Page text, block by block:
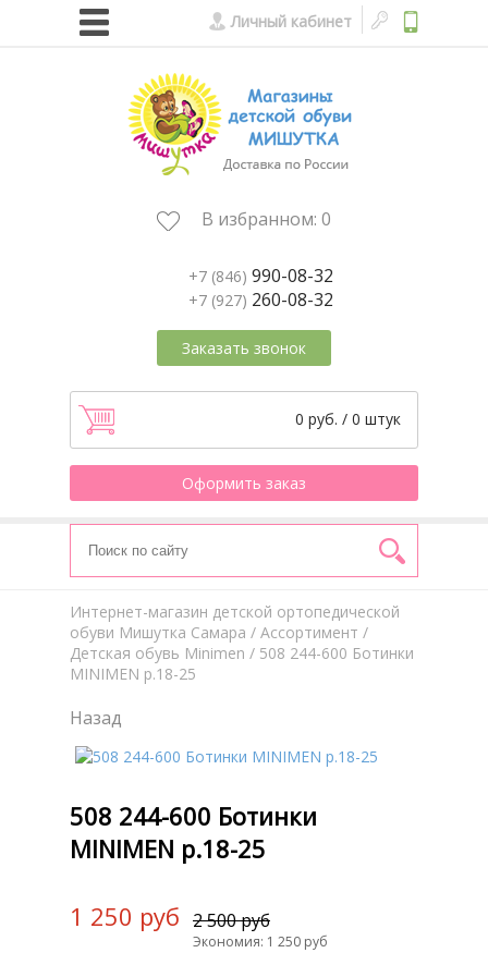
Личный кабинет
В избранном: 0
+7 (846) 990-08-32
+7 (927) 260-08-32
Заказать звонок
0 руб. / 0 штук
Оформить заказ
Интернет-магазин детской ортопедической
обуви Мишутка Самара / Aссортимент /
Детская обувь Minimen / 508 244-600 Ботинки
MINIMEN р.18-25
Назад
508 244-600 Ботинки
MINIMEN р.18-25
1 250 руб 2 500 руб
Экономия: 1 250 руб